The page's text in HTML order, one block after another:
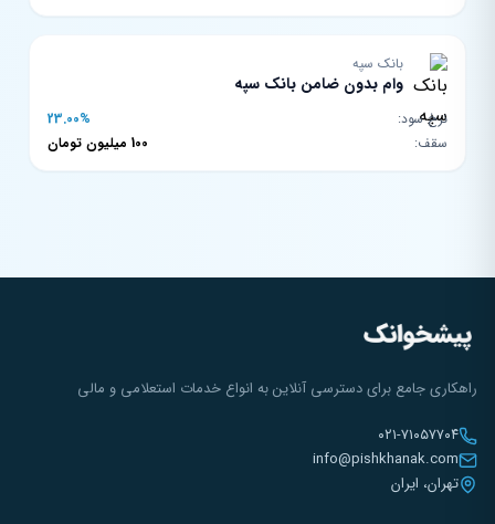
بانک سپه
وام بدون ضامن بانک سپه
نرخ سود:
23.00%
سقف:
100 میلیون تومان
راهکاری جامع برای دسترسی آنلاین به انواع خدمات استعلامی و مالی
۰۲۱-۷۱۰۵۷۷۰۴
info@pishkhanak.com
تهران، ایران